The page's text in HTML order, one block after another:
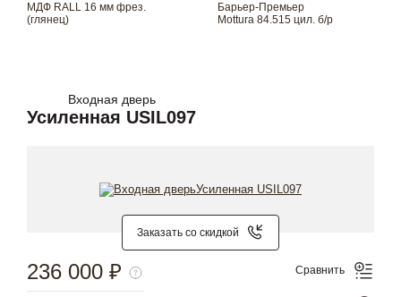
МДФ RALL 16 мм фрез.
(глянец)
Барьер-Премьер
Mottura 84.515 цил. б/р
Входная дверь
Усиленная USIL097
Заказать со скидкой
236 000 ₽ Сравнить